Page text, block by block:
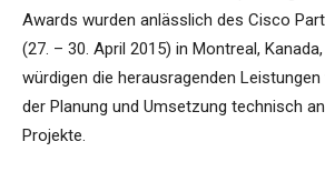
Awards wurden anlässlich des Cisco
(27. – 30. April 2015) in Montreal,
würdigen die herausragenden
der Planung und Umsetzung technisch
Projekte.